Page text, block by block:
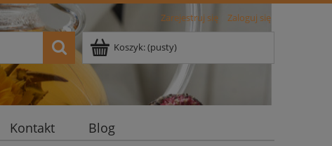
Zarejestruj się Zaloguj się
Koszyk:(pusty)
Kontakt Blog